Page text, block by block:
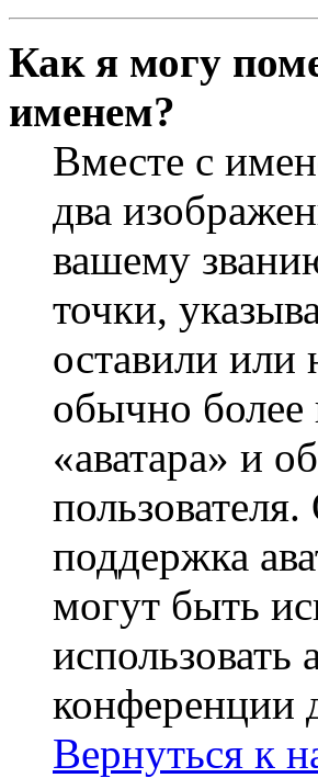
Как я могу
именем?
Вместе с
два
вашему
точки,
оставили или
обычно более
«аватара» и
поддержка
могут быть
использовать
конференции
Вернуться к